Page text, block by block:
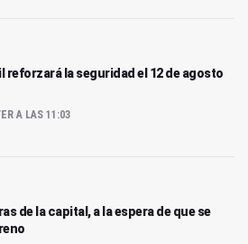
reforzará la seguridad el 12 de agosto
A LAS 11:03
de la capital, a la espera de que se